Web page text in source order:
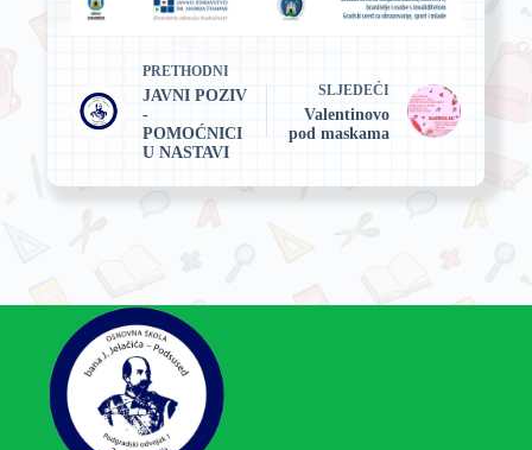
PRETHODNI
JAVNI POZIV
-
POMOĆNICI
U NASTAVI
SLJEDEĆI
Valentinovo
pod maskama